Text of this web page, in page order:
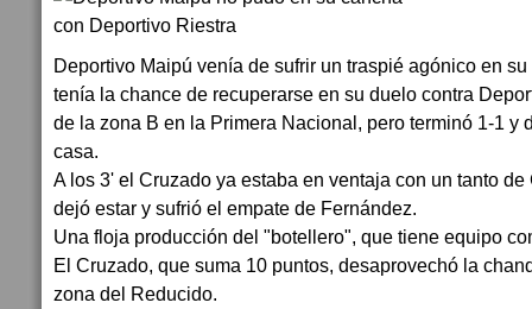
Deportivo Maipú venía de sufrir un traspié agónico en
tenía la chance de recuperarse en su duelo contra
de la zona B en la Primera Nacional, pero terminó 1-1 y
casa.
A los 3' el Cruzado ya estaba en ventaja con un tanto
dejó estar y sufrió el empate de Fernández.
Una floja producción del "botellero", que tiene equipo
El Cruzado, que suma 10 puntos, desaprovechó la
zona del Reducido.